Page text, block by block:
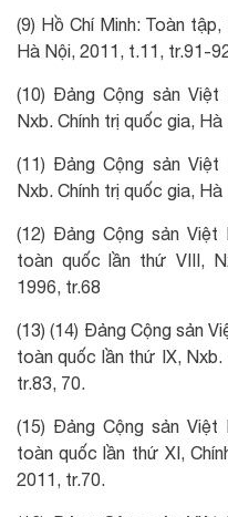
(9) Hồ Chí Minh: Toàn
Hà Nội, 2011, t.11, tr.91-
(10) Đảng Cộng sản
Nxb. Chính trị quốc gia,
(11) Đảng Cộng sản
Nxb. Chính trị quốc gia,
(12) Đảng Cộng sản Việt
toàn quốc lần thứ VIII,
1996, tr.68
(13) (14) Đảng Cộng sản
toàn quốc lần thứ IX, Nxb.
tr.83, 70.
(15) Đảng Cộng sản Việt
toàn quốc lần thứ XI,
2011, tr.70.